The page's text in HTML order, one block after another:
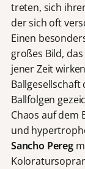
treten, sich
der sich oft
Einen
großes Bild,
jener Zeit
Ballfolgen
Chaos auf dem
und
Sancho Pereg